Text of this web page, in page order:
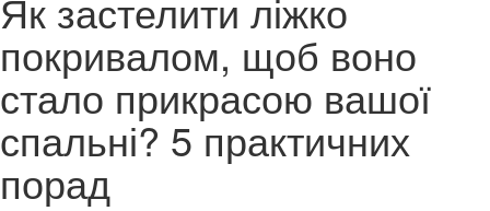
Як застелити ліжко
покривалом, щоб воно
стало прикрасою вашої
спальні? 5 практичних
порад